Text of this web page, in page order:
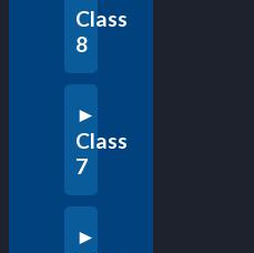
Class
8
Class
7